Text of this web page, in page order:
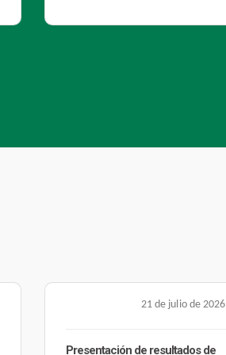
21 de julio de 2026
Parasitosis de transmisión